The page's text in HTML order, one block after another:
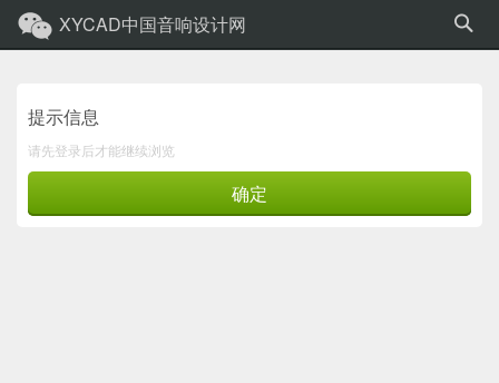
XYCAD中国音响设计网
提示信息
请先登录后才能继续浏览
确定